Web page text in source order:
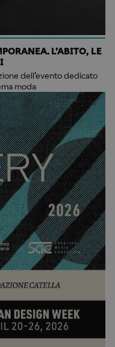
L’ABITO, LE
dell’evento dedicato
moda